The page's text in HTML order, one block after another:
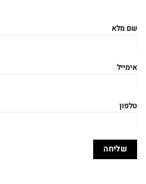
שם מלא
אימייל
טלפון